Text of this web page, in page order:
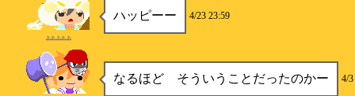
ハッピーー 4/23 23:59
あああああ
なるほど そういうことだったのかー 4/